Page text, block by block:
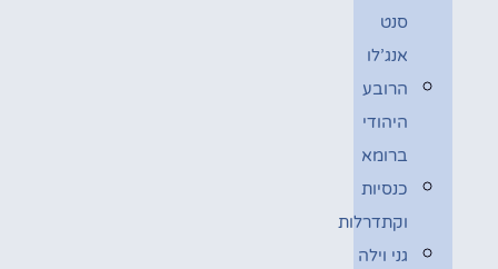
סנט
אנג’לו
הרובע
היהודי
ברומא
כנסיות
וקתדרלות
גני וילה